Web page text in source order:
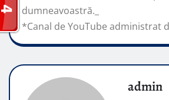
dumneavoastră._
*Canal de YouTube administrat
admin